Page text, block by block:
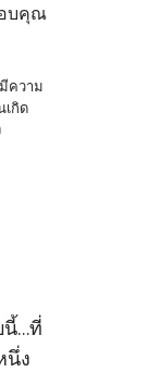
บคุณ
ความ
กิด
...ที่
นึ่ง